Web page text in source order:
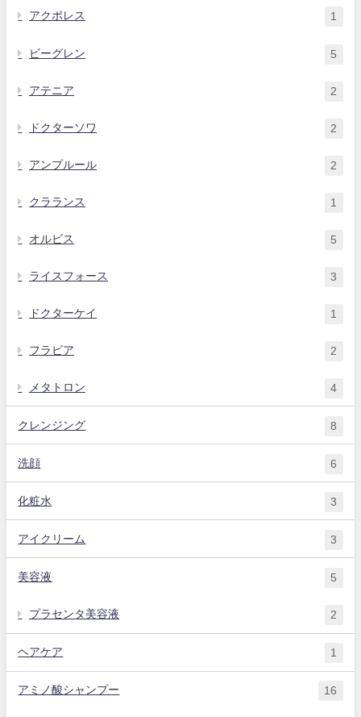
アクポレス 1
ビーグレン 5
アテニア 2
ドクターソワ 2
アンプルール 2
クラランス 1
オルビス 5
ライスフォース 3
ドクターケイ 1
フラビア 2
メタトロン 4
クレンジング 8
洗顔 6
化粧水 3
アイクリーム 3
美容液 5
プラセンタ美容液 2
ヘアケア 1
アミノ酸シャンプー 16